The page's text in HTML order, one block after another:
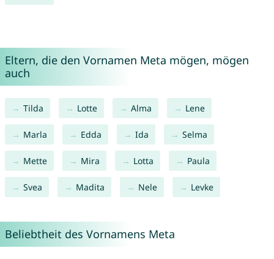
Eltern, die den Vornamen Meta mögen, mögen
auch
Tilda Lotte Alma Lene
Marla Edda Ida Selma
Mette Mira Lotta Paula
Svea Madita Nele Levke
Beliebtheit des Vornamens Meta